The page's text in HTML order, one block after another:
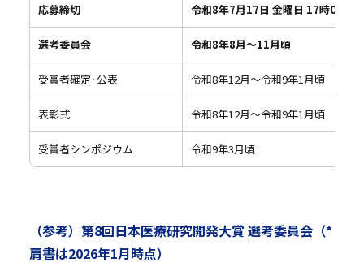
応募締切 令和8年7月17日 金曜日 17時00分
選考委員会 令和8年8月～11月頃
受賞者確定·公表 令和8年12月～令和9年1月頃
表彰式 令和8年12月～令和9年1月頃
受賞者シンポジウム 令和9年3月頃
（参考）第8回日本医療研究開発大賞 選考委員会（*
肩書は2026年1月時点）